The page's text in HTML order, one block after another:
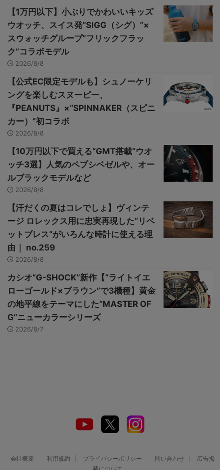
【1万円以下】小ぶりでかわいいキッズ
ウオッチ、スイス発“SIGG（シグ）”×
スウォッチグループ“フリックフラッ
ク”コラボモデル
2026/8/8
【公式EC限定モデルも】シュノーケリ
ングを楽しむスヌーピー、
『PEANUTS』×“SPINNAKER（スピニ
カー）”初コラボ
2026/8/8
【10万円以下で買える“GMT搭載”ウオ
ッチ3選】人気のペプシベゼルや、オー
ルブラックモデルなど
2026/8/8
【汗だくの夏はコレでしょ】ヴィンテ
ージ ロレックス用に忠実再現した“リベ
ットブレス”がいろんな時計に使える理
由｜ no.259
2026/8/8
カシオ“G-SHOCK”新作【“ライトイエ
ローゴールド×ブラウン”で3機種】黄金
の地平線をテーマにした“MASTER OF
G”ニューカラーシリーズ
2026/8/7
会社概要 利用規約 プライバシーポリシー 問い合わせ
広告掲